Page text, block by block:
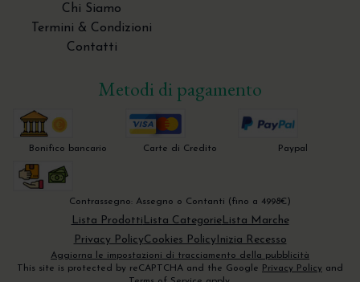
Chi Siamo
Termini & Condizioni
Contatti
Metodi di pagamento
Bonifico bancario Carte di Credito Paypal
Contrassegno: Assegno o Contanti (fino a 4998€)
Lista Prodotti Lista CategorieLista Marche
Privacy PolicyCookies PolicyInizia Recesso
Aggiorna le impostazioni di tracciamento della pubblicità
This site is protected by reCAPTCHA and the Google Privacy Policy and